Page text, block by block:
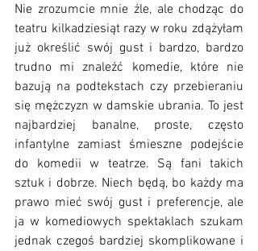
Nie zrozumcie mnie źle, ale chodząc do
teatru kilkadziesiąt razy w roku zdążyłam
już określić swój gust i bardzo, bardzo
trudno mi znaleźć komedie, które nie
bazują na podtekstach czy przebieraniu
się mężczyzn w damskie ubrania. To jest
najbardziej banalne, proste, często
infantylne zamiast śmieszne podejście
do komedii w teatrze. Są fani takich
sztuk i dobrze. Niech będą, bo każdy ma
prawo mieć swój gust i preferencje, ale
ja w komediowych spektaklach szukam
jednak czegoś bardziej skomplikowane i